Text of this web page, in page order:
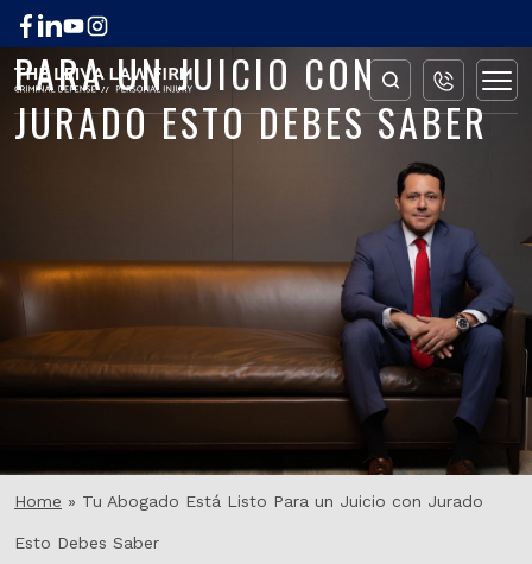
TU ABOGADO ESTÁ LISTO
PARA UN JUICIO CON
JURADO ESTO DEBES SABER
Home » Tu Abogado Está Listo Para un Juicio con Jurado
Esto Debes Saber